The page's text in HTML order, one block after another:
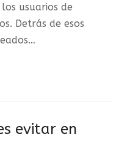
usuarios de
Detrás de esos
evitar en